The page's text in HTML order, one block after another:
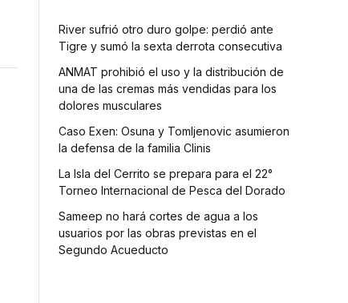
River sufrió otro duro golpe: perdió ante
Tigre y sumó la sexta derrota consecutiva
ANMAT prohibió el uso y la distribución de
una de las cremas más vendidas para los
dolores musculares
Caso Exen: Osuna y Tomljenovic asumieron
la defensa de la familia Clinis
La Isla del Cerrito se prepara para el 22°
Torneo Internacional de Pesca del Dorado
Sameep no hará cortes de agua a los
usuarios por las obras previstas en el
Segundo Acueducto